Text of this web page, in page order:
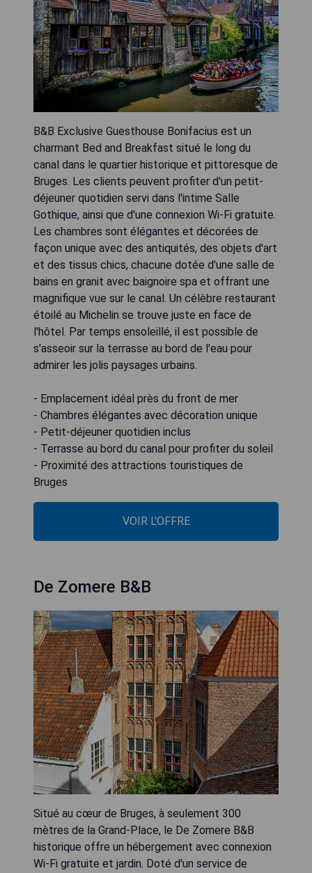
B&B Exclusive Guesthouse Bonifacius est un
charmant Bed and Breakfast situé le long du
canal dans le quartier historique et pittoresque de
Bruges. Les clients peuvent profiter d'un petit-
déjeuner quotidien servi dans l'intime Salle
Gothique, ainsi que d'une connexion Wi-Fi gratuite.
Les chambres sont élégantes et décorées de
façon unique avec des antiquités, des objets d'art
et des tissus chics, chacune dotée d'une salle de
bains en granit avec baignoire spa et offrant une
magnifique vue sur le canal. Un célèbre restaurant
étoilé au Michelin se trouve juste en face de
l'hôtel. Par temps ensoleillé, il est possible de
s'asseoir sur la terrasse au bord de l'eau pour
admirer les jolis paysages urbains.
- Emplacement idéal près du front de mer
- Chambres élégantes avec décoration unique
- Petit-déjeuner quotidien inclus
- Terrasse au bord du canal pour profiter du soleil
- Proximité des attractions touristiques de
Bruges
VOIR L'OFFRE
De Zomere B&B
Situé au cœur de Bruges, à seulement 300
mètres de la Grand-Place, le De Zomere B&B
historique offre un hébergement avec connexion
Wi-Fi gratuite et jardin. Doté d'un service de